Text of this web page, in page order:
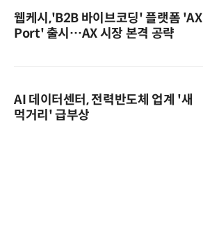
웹케시,'B2B 바이브코딩' 플랫폼 'AX
Port' 출시…AX 시장 본격 공략
AI 데이터센터, 전력반도체 업계 '새
먹거리' 급부상